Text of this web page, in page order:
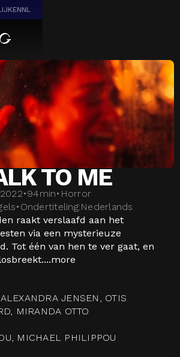
ENNL
TO ME
2022•94min• Horror
• Ondertiteling:Nederlands
raakt verslaafd aan het
via een mysterieuze
Tot één van hen te ver gaat, en
more
JENSEN, OTIS
MIRANDA OTTO
MICHAEL PHILIPPOU